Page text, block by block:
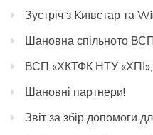
Зустріч з Kиївстар та
Шановна спільното
ВСП «ХКТФК НТУ «ХПІ»,
Шановні партнери!
Звіт за збір допомоги